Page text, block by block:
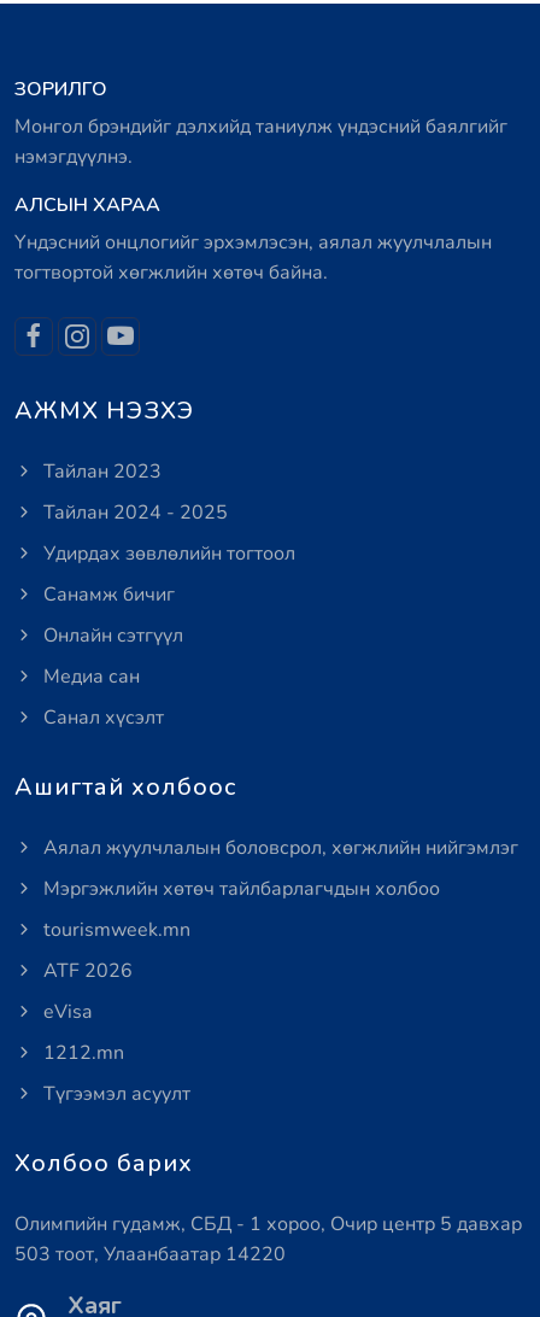
ЗОРИЛГО
Монгол брэндийг дэлхийд таниулж үндэсний баялгийг
нэмэгдүүлнэ.
АЛСЫН ХАРАА
Үндэсний онцлогийг эрхэмлэсэн, аялал жуулчлалын
тогтвортой хөгжлийн хөтөч байна.
АЖМХ НЭЗХЭ
Тайлан 2023
Тайлан 2024 - 2025
Удирдах зөвлөлийн тогтоол
Санамж бичиг
Онлайн сэтгүүл
Медиа сан
Санал хүсэлт
Ашигтай холбоос
Аялал жуулчлалын боловсрол, хөгжлийн нийгэмлэг
Мэргэжлийн хөтөч тайлбарлагчдын холбоо
tourismweek.mn
ATF 2026
eVisa
1212.mn
Түгээмэл асуулт
Холбоо барих
Олимпийн гудамж, СБД - 1 хороо, Очир центр 5 давхар
503 тоот, Улаанбаатар 14220
Хаяг